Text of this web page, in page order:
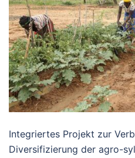
Integriertes Projekt zur
Diversifizierung der agro-